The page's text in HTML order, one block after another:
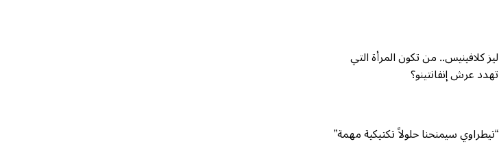
ليز كلافينيس.. من تكون المرأة التي
تهدد عرش إنفانتينو؟
“تيطراوي سيمنحنا حلولاً تكتيكية مهمة”